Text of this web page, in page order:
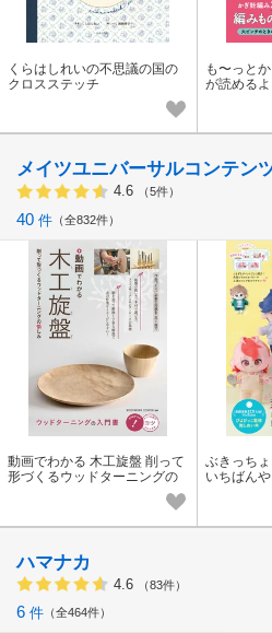
くらはしれいの不思議の国の
クロスステッチ
も〜っと
が読める
メイツユニバーサルコンテン
4.6 （5件）
40 件 全832件
動画でわかる 木工旋盤 削って
形づくるウッドターニングの
ぶきっち
いちばん
ハマナカ
4.6 （83件）
6 件 全464件